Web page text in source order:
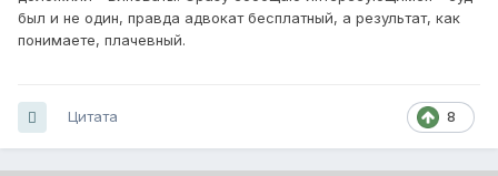
был и не один, правда адвокат бесплатный, а результат, как
понимаете, плачевный.
8
Цитата